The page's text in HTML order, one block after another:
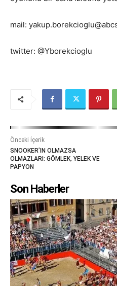
mail:
twitter: @Yborekcioglu
Önceki İçerik
SNOOKER’IN OLMAZSA
OLMAZLARI: GÖMLEK, YELEK VE
PAPYON
Son Haberler